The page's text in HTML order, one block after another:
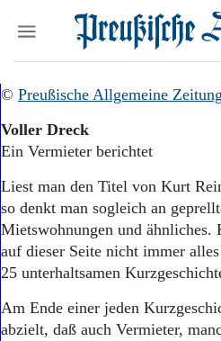
Politik
Berlin-
Danzig und
Suchen und finden
© Preußische Allgemeine Zeitung
Voller Dreck
Ein Vermieter berichtet
Liest man den Titel von Kurt
so denkt man sogleich an
Mietswohnungen und ähnliches.
auf dieser Seite nicht immer
25 unterhaltsamen
Am Ende einer jeden
abzielt, daß auch Vermieter,